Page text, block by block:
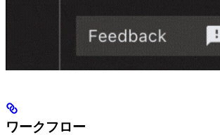
ワークフロー